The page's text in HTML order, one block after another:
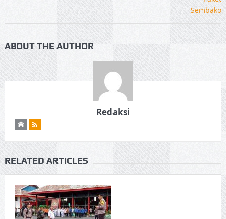
ABOUT THE AUTHOR
Redaksi
RELATED ARTICLES